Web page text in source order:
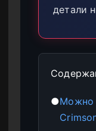
детали
●Можно